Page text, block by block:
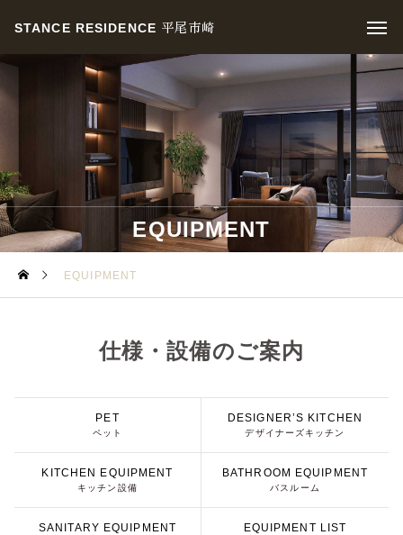
STANCE RESIDENCE 平尾市崎
EQUIPMENT
EQUIPMENT
仕様・設備のご案内
PET
ペット
DESIGNER’S KITCHEN
デザイナーズキッチン
KITCHEN EQUIPMENT
キッチン設備
BATHROOM EQUIPMENT
バスルーム
SANITARY EQUIPMENT EQUIPMENT LIST